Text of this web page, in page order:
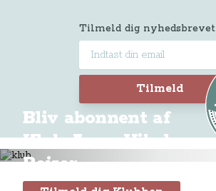
Tilmeld dig nyhedsbrevet
Tilmeld
Bliv abonnent af
Klub Anne-Vibeke
Rejser